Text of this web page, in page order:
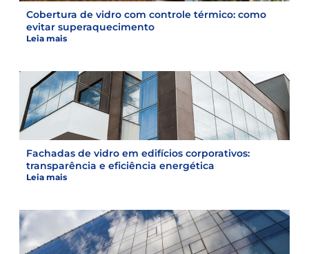
Cobertura de vidro com controle térmico: como
evitar superaquecimento
Leia mais
Fachadas de vidro em edifícios corporativos:
transparência e eficiência energética
Leia mais